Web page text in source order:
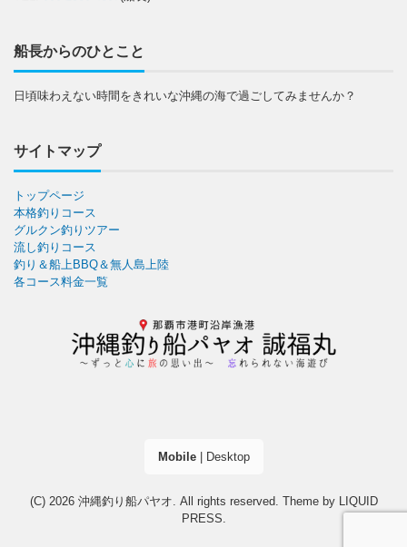
船長からのひとこと
日頃味わえない時間をきれいな沖縄の海で過ごしてみませんか？
サイトマップ
トップページ
本格釣りコース
グルクン釣りツアー
流し釣りコース
釣り＆船上BBQ＆無人島上陸
各コース料金一覧
Mobile| Desktop
(C) 2026 沖縄釣り船パヤオ . All rights reserved. Theme by LIQUID
PRESS